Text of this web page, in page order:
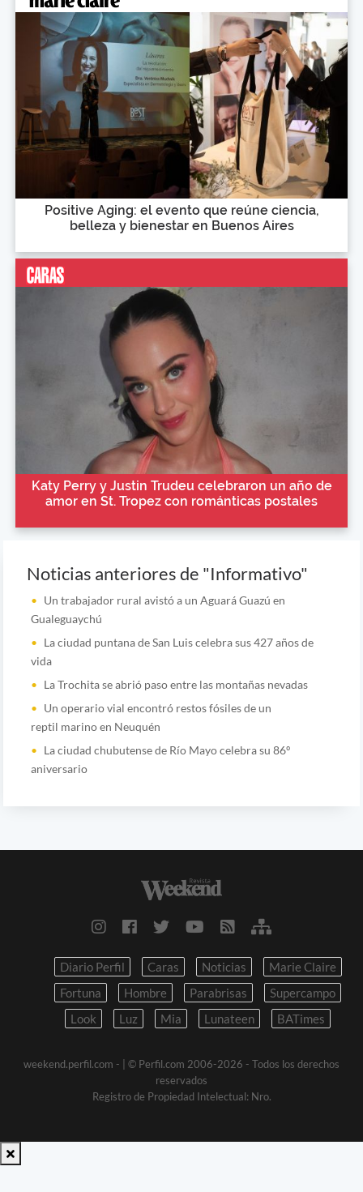
Positive Aging: el evento que reúne ciencia,
belleza y bienestar en Buenos Aires
Katy Perry y Justin Trudeu celebraron un año de
amor en St. Tropez con románticas postales
Noticias anteriores de "Informativo"
Un trabajador rural avistó a un Aguará Guazú en
Gualeguaychú
La ciudad puntana de San Luis celebra sus 427 años de
vida
La Trochita se abrió paso entre las montañas nevadas
Un operario vial encontró restos fósiles de un
reptil marino en Neuquén
La ciudad chubutense de Río Mayo celebra su 86º
aniversario
Diario Perfil Caras Noticias
Marie Claire
Fortuna
Hombre Parabrisas
Supercampo
Look
Luz Mia Lunateen BATimes
weekend.perfil.com -
| © Perfil.com 2006-2026 - Todos los derechos
reservados
Registro de Propiedad Intelectual: Nro.